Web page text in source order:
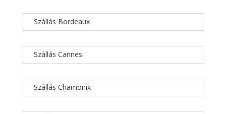
Szállás Bordeaux
Szállás Cannes
Szállás Chamonix